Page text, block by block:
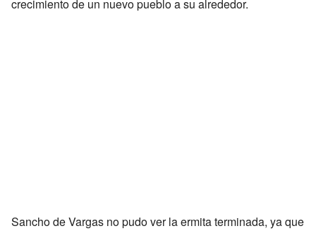
crecimiento de un nuevo pueblo a su alrededor.
Sancho de Vargas no pudo ver la ermita terminada, ya que